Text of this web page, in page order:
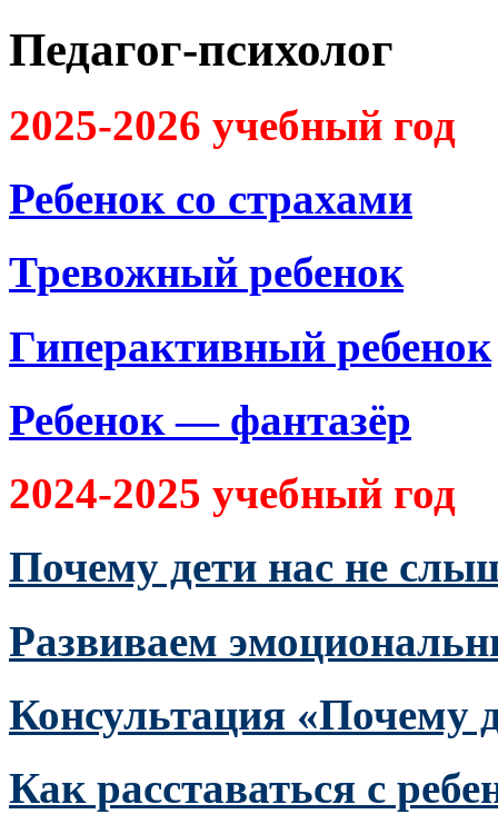
Педагог-психолог
2025-2026 учебный год
Ребенок со страхами
Тревожный ребенок
Гиперактивный ребенок
Ребенок — фантазёр
2024-2025 учебный год
Почему дети нас не
Развиваем
Консультация «Почему
Как расставаться с